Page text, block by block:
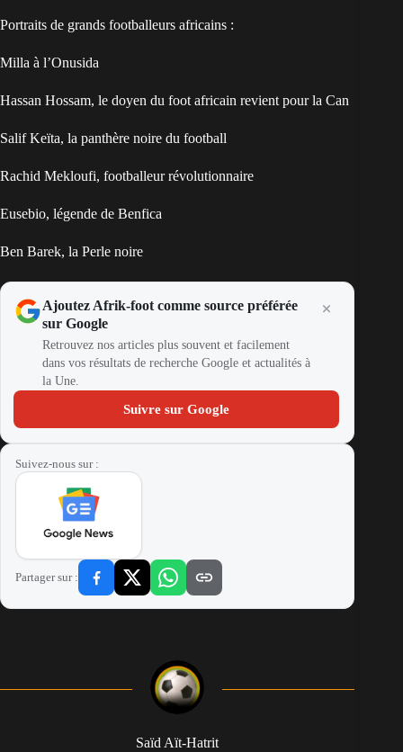
Portraits de grands footballeurs africains :
Milla à l’Onusida
Hassan Hossam, le doyen du foot africain revient pour la Can
Salif Keïta, la panthère noire du football
Rachid Mekloufi, footballeur révolutionnaire
Eusebio, légende de Benfica
Ben Barek, la Perle noire
Ajoutez Afrik-foot comme source préférée
sur Google
Retrouvez nos articles plus souvent et facilement
dans vos résultats de recherche Google et actualités à
la Une.
Suivre sur Google
Suivez-nous sur :
Partager sur :
Saïd Aït-Hatrit